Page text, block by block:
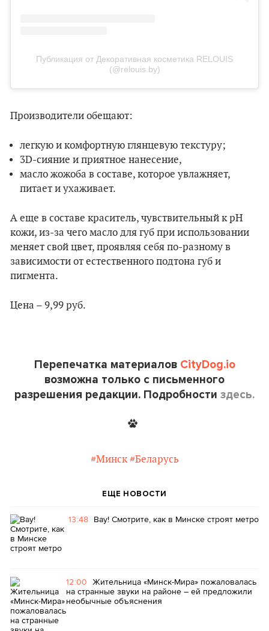
Публикация от Декоративная косметика RELOUIS
(@relouis.by)
Производители обещают:
легкую и комфортную глянцевую текстуру;
3D-сияние и приятное нанесение,
масло жожоба в составе, которое увлажняет,
питает и ухаживает.
А еще в составе краситель, чувствительный к pH
кожи, из-за чего масло для губ при использовании
меняет свой цвет, проявляя себя по-разному в
зависимости от естественного подтона губ и
пигмента.
Цена – 9,99 руб.
Перепечатка материалов CityDog.io
возможна только с письменного
разрешения редакции. Подробности здесь.
#Минск #Беларусь
ЕЩЕ НОВОСТИ
13:48 Вау! Смотрите, как в Минске строят метро
12:00 Жительница «Минск-Мира» пожаловалась
на странные звуки на районе – ей предложили
необычные объяснения